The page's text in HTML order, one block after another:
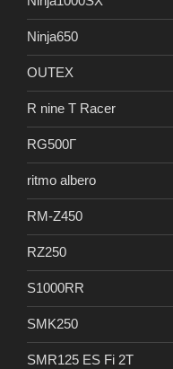
Ninja650
OUTEX
R nine T Racer
RG500Γ
ritmo albero
RM-Z450
RZ250
S1000RR
SMK250
SMR125 ES Fi 2T